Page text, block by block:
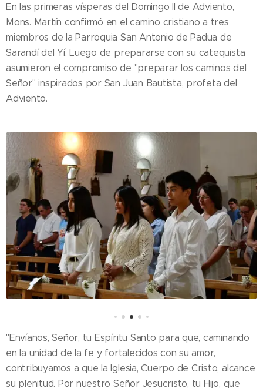
En las primeras vísperas del Domingo II de Adviento,
Mons. Martín confirmó en el camino cristiano a tres
miembros de la Parroquia San Antonio de Padua de
Sarandí del Yí. Luego de prepararse con su catequista
asumieron el compromiso de "preparar los caminos del
Señor" inspirados por San Juan Bautista, profeta del
Adviento.
"Envíanos, Señor, tu Espíritu Santo para que, caminando
en la unidad de la fe y fortalecidos con su amor,
contribuyamos a que la Iglesia, Cuerpo de Cristo, alcance
su plenitud. Por nuestro Señor Jesucristo, tu Hijo, que